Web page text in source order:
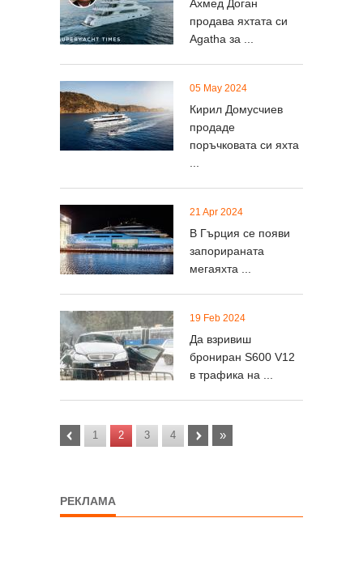
Ахмед Доган
продава яхтата си
Agatha за ...
05 May 2024
Кирил Домусчиев
продаде
поръчковата си яхта
21 Apr 2024
В Гърция се появи
запорираната
мегаяхта ...
19 Feb 2024
Да взривиш
брониран S600 V12
в трафика на ...
‹ 1 2 3 4 › »
РЕКЛАМА